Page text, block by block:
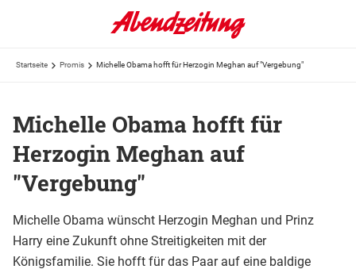
Startseite Promis Michelle Obama hofft für Herzogin Meghan auf "Vergebung"
Michelle Obama hofft für
Herzogin Meghan auf
"Vergebung"
Michelle Obama wünscht Herzogin Meghan und Prinz
Harry eine Zukunft ohne Streitigkeiten mit der
Königsfamilie. Sie hofft für das Paar auf eine baldige